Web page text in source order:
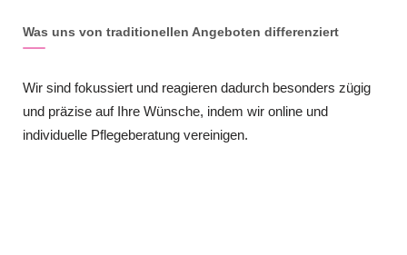
Was uns von traditionellen Angeboten differenziert
Wir sind fokussiert und reagieren dadurch besonders zügig
und präzise auf Ihre Wünsche, indem wir online und
individuelle Pflegeberatung vereinigen.